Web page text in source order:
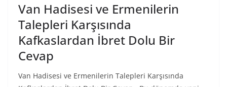
Van Hadisesi ve Ermenilerin
Talepleri Karşısında
Kafkaslardan İbret Dolu Bir
Cevap
Van Hadisesi ve Ermenilerin Talepleri Karşısında